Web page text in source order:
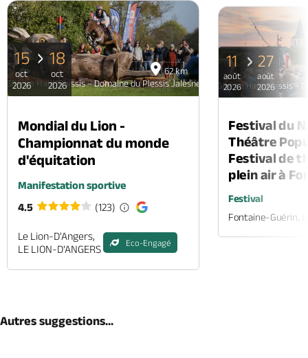
62 km
Gite Le Haut Plessis – Domaine du Plessis Jalesnes
15
oct
2026
18
oct
2026
Mondial du Lion -
Championnat du monde
d'équitation
Manifestation sportive
4.5
(123)
Le Lion-D'Angers,
LE LION-D'ANGERS
Eco-Engagé
Gite Le Haut Plessis –
11
août
2026
27
août
2026
Festival du
Théâtre
Festival de
plein air à
Festival
Fontaine-Guérin,
Autres suggestions...